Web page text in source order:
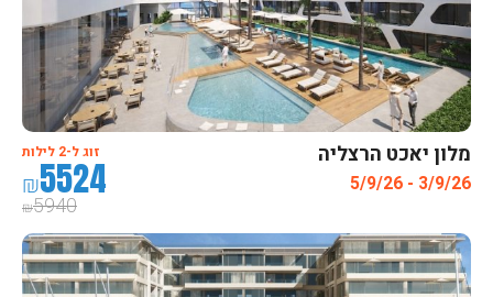
מלון יאכט הרצליה
3/9/26 - 5/9/26
זוג ל-2 לילות
₪5524
₪5940